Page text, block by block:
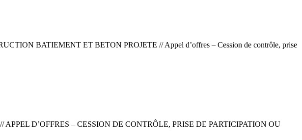
BATIEMENT ET BETON PROJETE // Appel d’offres – Cession de contrôle, prise
// APPEL D’OFFRES – CESSION DE CONTRÔLE, PRISE DE PARTICIPATION OU